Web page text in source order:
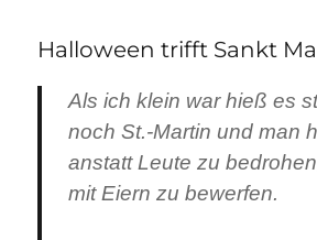
Halloween trifft Sankt
Als ich klein war hieß es
noch St.-Martin und man
anstatt Leute zu
mit Eiern zu bewerfen.